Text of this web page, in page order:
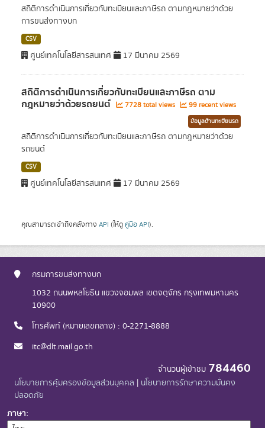
สถิติการดำเนินการเกี่ยวกับทะเบียนและภาษีรถ ตามกฎหมายว่าด้วย
การขนส่งทางบก
CSV
ศูนย์เทคโนโลยีสารสนเทศ 17 มีนาคม 2569
สถิติการดำเนินการเกี่ยวกับทะเบียนและภาษีรถ ตาม
กฎหมายว่าด้วยรถยนต์ 7728 total views 99 recent views
ข้อมูลด้านทะเบียนรถ
สถิติการดำเนินการเกี่ยวกับทะเบียนและภาษีรถ ตามกฎหมายว่าด้วย
รถยนต์
CSV
ศูนย์เทคโนโลยีสารสนเทศ 17 มีนาคม 2569
คุณสามารถเข้าถึงคลังทาง API (ให้ดู คู่มือ API).
กรมการขนส่งทางบก
1032 ถนนพหลโยธิน แขวงจอมพล เขตจตุจักร กรุงเทพมหานคร
10900
โทรศัพท์ (หมายเลขกลาง) : 0-2271-8888
itc@dlt.mail.go.th
จำนวนผู้เข้าชม 784460
นโยบายการคุ้มครองข้อมูลส่วนบุคคล | นโยบายการรักษาความมั่นคง
ปลอดภัย
ภาษา